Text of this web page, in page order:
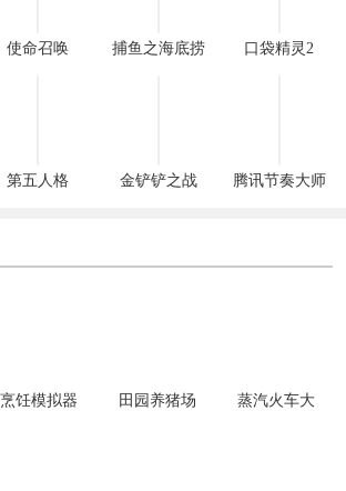
使命召唤 捕鱼之海底捞 口袋精灵2
第五人格 金铲铲之战 腾讯节奏大师
烹饪模拟器 田园养猪场
蒸汽火车大